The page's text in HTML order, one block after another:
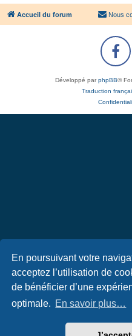
En poursuivant votre
acceptez l’utilisation de
de bénéficier d’une
optimale. En savoir plus…
Accueil du forum Nous
Développé parphpBB®
Traduction